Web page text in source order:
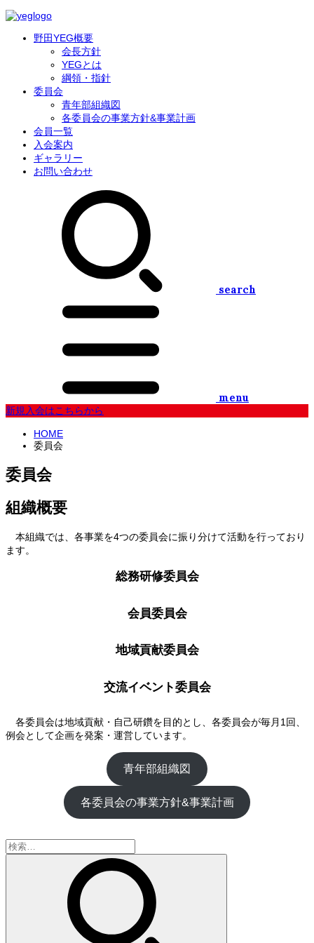
野田YEG概要
会長方針
YEGとは
綱領・指針
委員会
青年部組織図
各委員会の事業方針&事業計画
会員一覧
入会案内
ギャラリー
お問い合わせ
search
menu
新規入会はこちらから
HOME
委員会
委員会
組織概要
本組織では、各事業を4つの委員会に振り分けて活動を行っており
ます。
総務研修委員会
会員委員会
地域貢献委員会
交流イベント委員会
各委員会は地域貢献・自己研鑽を目的とし、各委員会が毎月1回、
例会として企画を発案・運営しています。
青年部組織図
各委員会の事業方針&事業計画
検
索: